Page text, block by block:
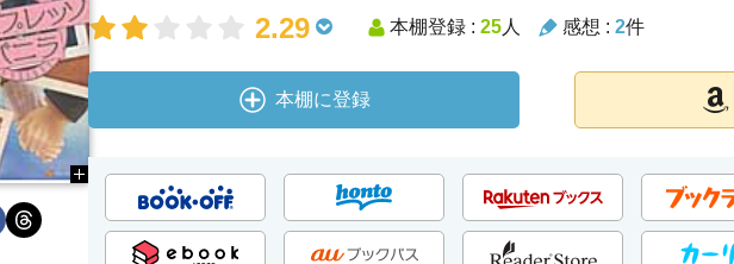
2.29 本棚登録 : 25人 感想 : 2件
本棚に登録